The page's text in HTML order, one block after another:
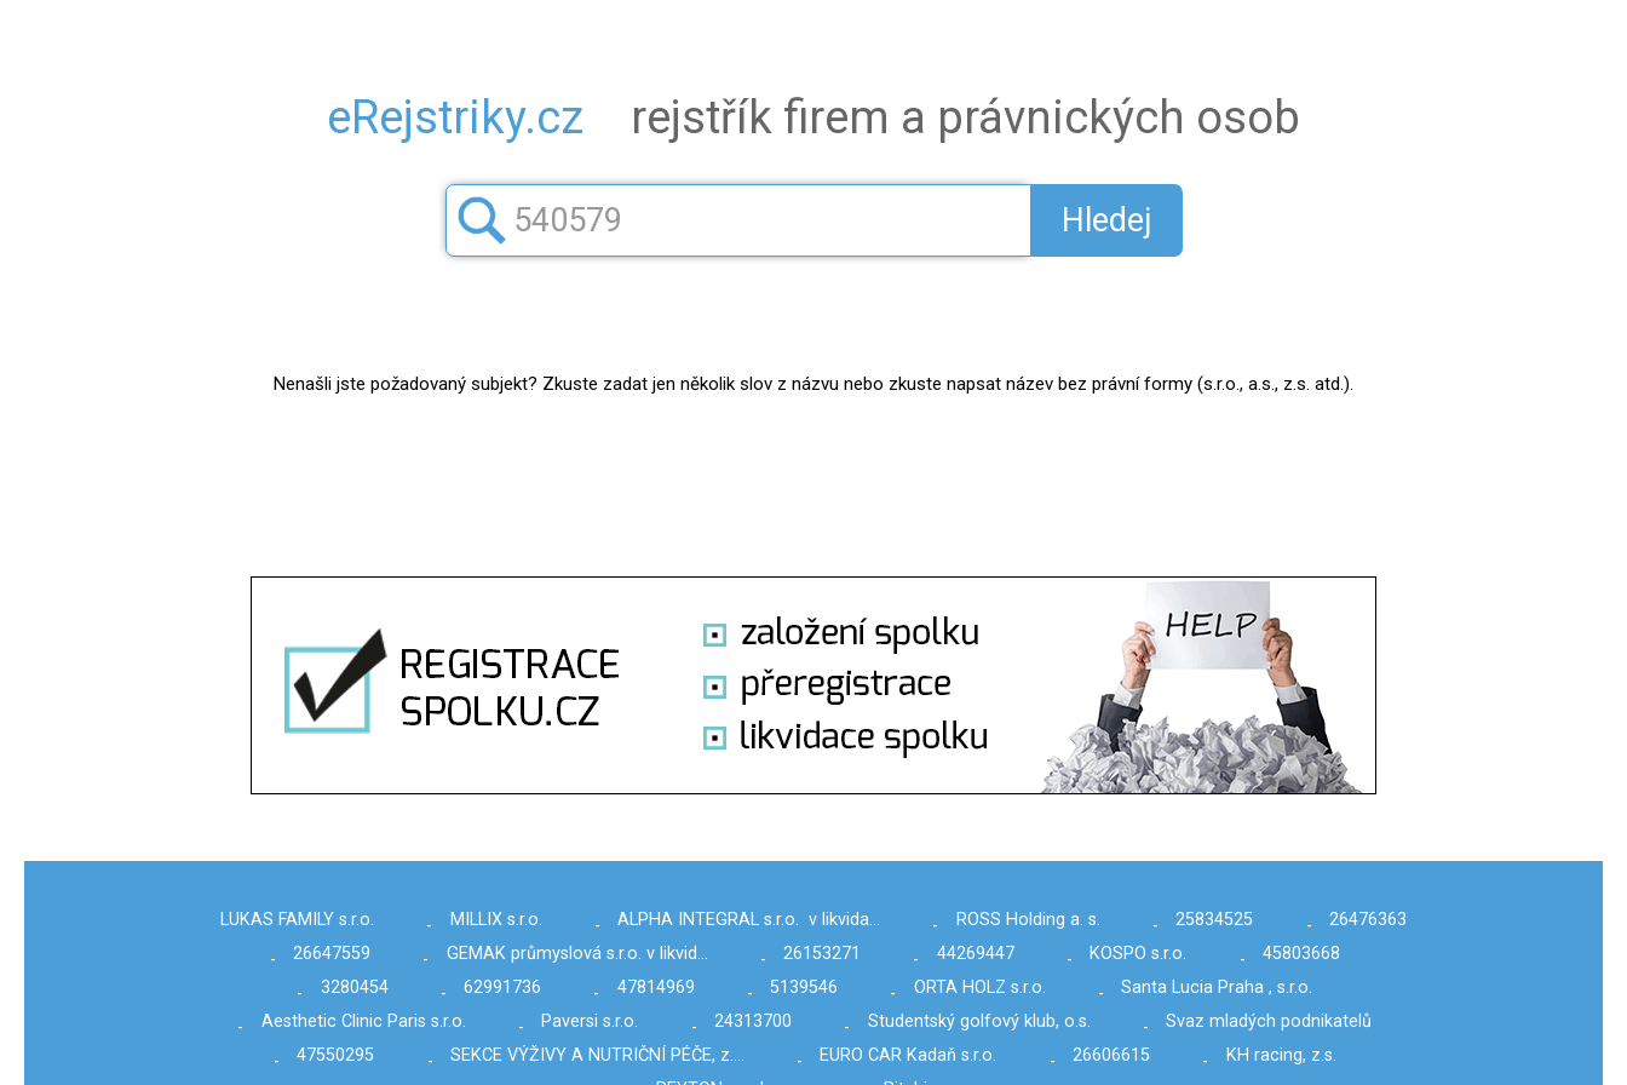
eRejstriky.cz rejstřík firem a právnických osob
Hledej
Nenašli jste požadovaný subjekt? Zkuste zadat jen několik slov z názvu nebo zkuste napsat název bez právní formy (s.r.o., a.s., z.s. atd.).
LUKAS FAMILY s.r.o. - MILLIX s.r.o. - ALPHA INTEGRAL s.r.o. v likvida… - ROSS Holding a. s. - 25834525 -
26476363
-
26647559 - GEMAK průmyslová s.r.o. v likvid… - 26153271 - 44269447 - KOSPO s.r.o. -
45803668
-
3280454 - 62991736 - 47814969 - 5139546 - ORTA HOLZ s.r.o. -
Santa Lucia Praha , s.r.o.
-
Aesthetic Clinic Paris s.r.o. - Paversi s.r.o. - 24313700 - Studentský golfový klub, o.s. -
Svaz mladých podnikatelů
-
47550295 - SEKCE VÝŽIVY A NUTRIČNÍ PÉČE, z.… - EURO CAR Kadaň s.r.o. - 26606615 -
KH racing, z.s.